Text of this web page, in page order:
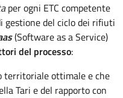
per ogni ETC competente
gestione del ciclo dei rifiuti
(Software as a Service)
del processo:
territoriale ottimale e che
Tari e del rapporto con